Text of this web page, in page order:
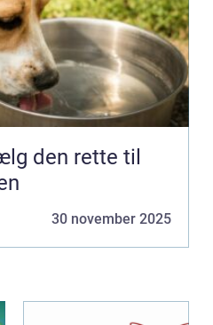
den rette til
30 november 2025